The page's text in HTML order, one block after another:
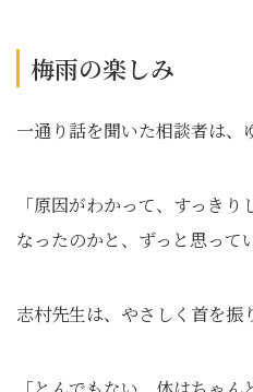
梅雨の楽しみ
一通り話を聞いた相談者は、
「原因がわかって、すっき
なったのかと、ずっと思って
志村先生は、やさしく首を振